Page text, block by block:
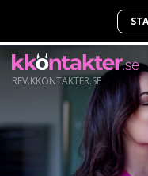
REV.KKONTAKTER.SE